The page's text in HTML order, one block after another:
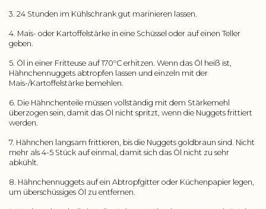
3. 24 Stunden im Kühlschrank gut marinieren lassen.
4. Mais- oder Kartoffelstärke in eine Schüssel oder auf einen Teller
geben.
5. Öl in einer Fritteuse auf 170ºC erhitzen. Wenn das Öl heiß ist,
Hähnchennuggets abtropfen lassen und einzeln mit der
Mais-/Kartoffelstärke bemehlen.
6. Die Hähnchenteile müssen vollständig mit dem Stärkemehl
überzogen sein, damit das Öl nicht spritzt, wenn die Nuggets frittiert
werden.
7. Hähnchen langsam frittieren, bis die Nuggets goldbraun sind. Nicht
mehr als 4-5 Stück auf einmal, damit sich das Öl nicht zu sehr
abkühlt.
8. Hähnchennuggets auf ein Abtropfgitter oder Küchenpapier legen,
um überschüssiges Öl zu entfernen.